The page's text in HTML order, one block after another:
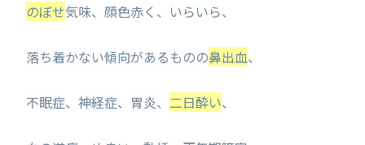
のぼせ気味、顔色赤く、いらいら、
落ち着かない傾向があるものの鼻出血、
不眠症、神経症、胃炎、 二日酔い、